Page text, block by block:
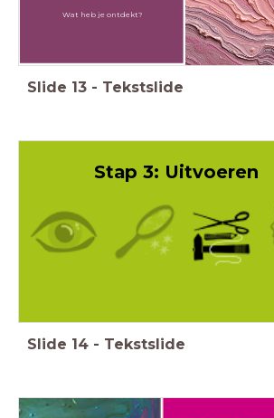
Wat heb je ontdekt?
Slide 13 - Tekstslide
Stap 3: Uitvoeren
Slide 14 - Tekstslide